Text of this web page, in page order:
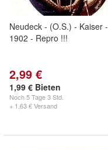
Neudeck - (O.S.) - Kaiser -
1902 - Repro !!!
2,99 €
1,99 € Bieten
Noch5 Tage 3 Std.
+ 1,63 € Versand